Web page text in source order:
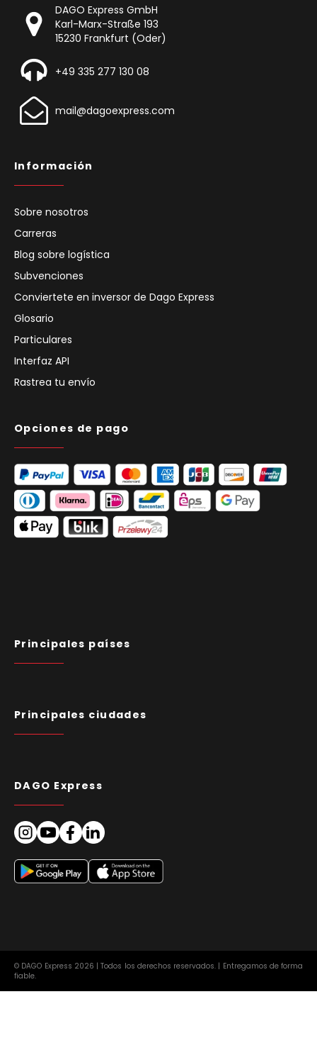
DAGO Express GmbH
Karl-Marx-Straße 193
15230 Frankfurt (Oder)
+49 335 277 130 08
mail@dagoexpress.com
Información
Sobre nosotros
Carreras
Blog sobre logística
Subvenciones
Conviertete en inversor de Dago Express
Glosario
Particulares
Interfaz API
Rastrea tu envío
Opciones de pago
Principales países
Principales ciudades
DAGO Express
© DAGO Express 2026 | Todos los derechos reservados. | Entregamos de forma
fiable.